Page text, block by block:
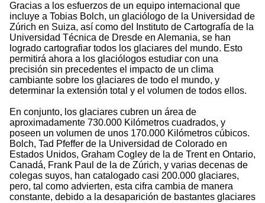
Gracias a los esfuerzos de un equipo internacional que
incluye a Tobias Bolch, un glaciólogo de la Universidad de
Zúrich en Suiza, así como del Instituto de Cartografía de la
Universidad Técnica de Dresde en Alemania, se han
logrado cartografiar todos los glaciares del mundo. Esto
permitirá ahora a los glaciólogos estudiar con una
precisión sin precedentes el impacto de un clima
cambiante sobre los glaciares de todo el mundo, y
determinar la extensión total y el volumen de todos ellos.
En conjunto, los glaciares cubren un área de
aproximadamente 730.000 Kilómetros cuadrados, y
poseen un volumen de unos 170.000 Kilómetros cúbicos.
Bolch, Tad Pfeffer de la Universidad de Colorado en
Estados Unidos, Graham Cogley de la de Trent en Ontario,
Canadá, Frank Paul de la de Zúrich, y varias decenas de
colegas suyos, han catalogado casi 200.000 glaciares,
pero, tal como advierten, esta cifra cambia de manera
constante, debido a la desaparición de bastantes glaciares